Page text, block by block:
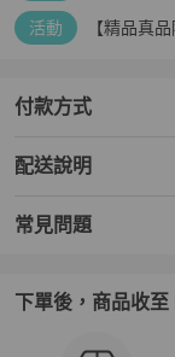
活動 【精品真
付款方式
配送說明
常見問題
下單後，商品收